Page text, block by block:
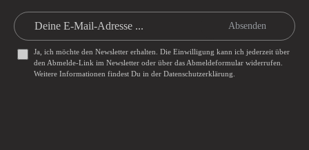
Absenden
Ja, ich möchte den Newsletter erhalten. Die Einwilligung kann ich jederzeit über
den Abmelde-Link im Newsletter oder über das Abmeldeformularwiderrufen.
Weitere Informationen findest Du in der Datenschutzerklärung